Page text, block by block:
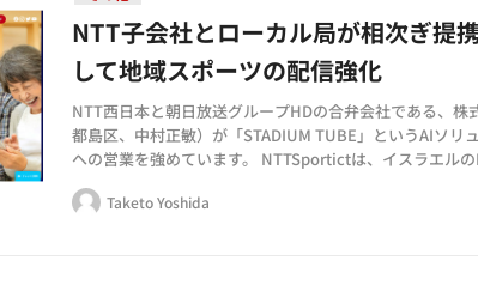
NTT子会社とローカル局が相次ぎ提
して地域スポーツの配信強化
NTT西日本と朝日放送グループHDの合弁会社である、
都島区、中村正敏）が「STADIUM TUBE」というAIソリ
への営業を強めています。 NTTSportictは、イスラエル
影・編集・収録を無人で…
Taketo Yoshida